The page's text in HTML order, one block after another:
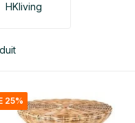
HKliving
25%